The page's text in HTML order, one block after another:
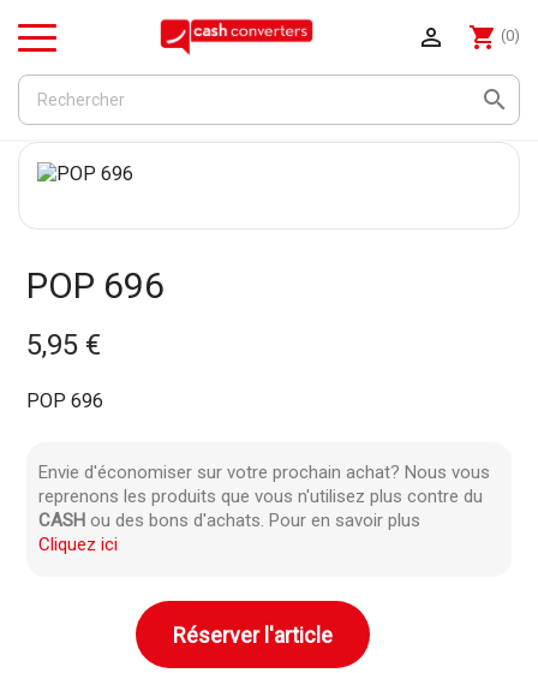

shopping_cart (0)

Menu
POP 696
5,95 €
POP 696
Envie d'économiser sur votre prochain achat? Nous vous
reprenons les produits que vous n'utilisez plus contre du
CASH ou des bons d'achats. Pour en savoir plus
Cliquez ici
Réserver l'article